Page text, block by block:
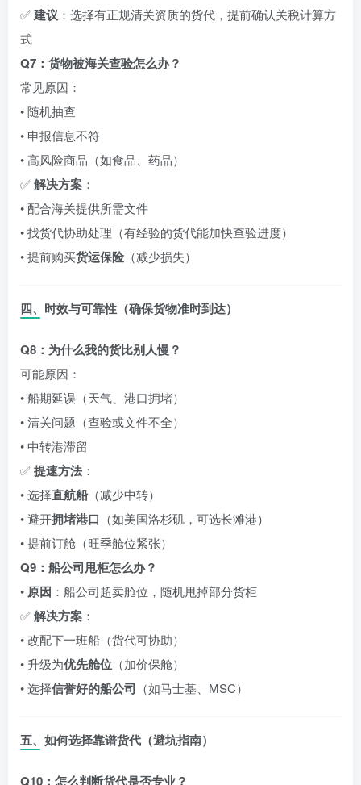
✅建议 ：选择有正规清关资质的货代，提前确认关税计算方
式
Q7：货物被海关查验怎么办？
常见原因：
• 随机抽查
• 申报信息不符
• 高风险商品（如食品、药品）
✅解决方案 ：
• 配合海关提供所需文件
• 找货代协助处理（有经验的货代能加快查验进度）
• 提前购买货运保险 （减少损失）
四、时效与可靠性（确保货物准时到达）
Q8：为什么我的货比别人慢？
可能原因：
• 船期延误（天气、港口拥堵）
• 清关问题（查验或文件不全）
• 中转港滞留
✅提速方法 ：
• 选择直航船（减少中转）
• 避开拥堵港口 （如美国洛杉矶，可选长滩港）
• 提前订舱（旺季舱位紧张）
Q9：船公司甩柜怎么办？
• 原因 ：船公司超卖舱位，随机甩掉部分货柜
✅解决方案 ：
• 改配下一班船（货代可协助）
• 升级为优先舱位 （加价保舱）
• 选择信誉好的船公司 （如马士基、MSC）
五、如何选择靠谱货代（避坑指南）
Q10：怎么判断货代是否专业？